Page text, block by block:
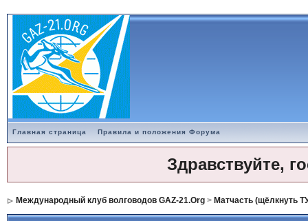
Главная страница Правила и положения Форума
Здравствуйте,
Международный клуб волговодов GAZ-21.Org> Матчасть (щёлкнуть